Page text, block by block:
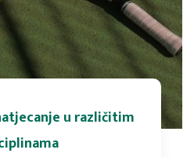
u različitim